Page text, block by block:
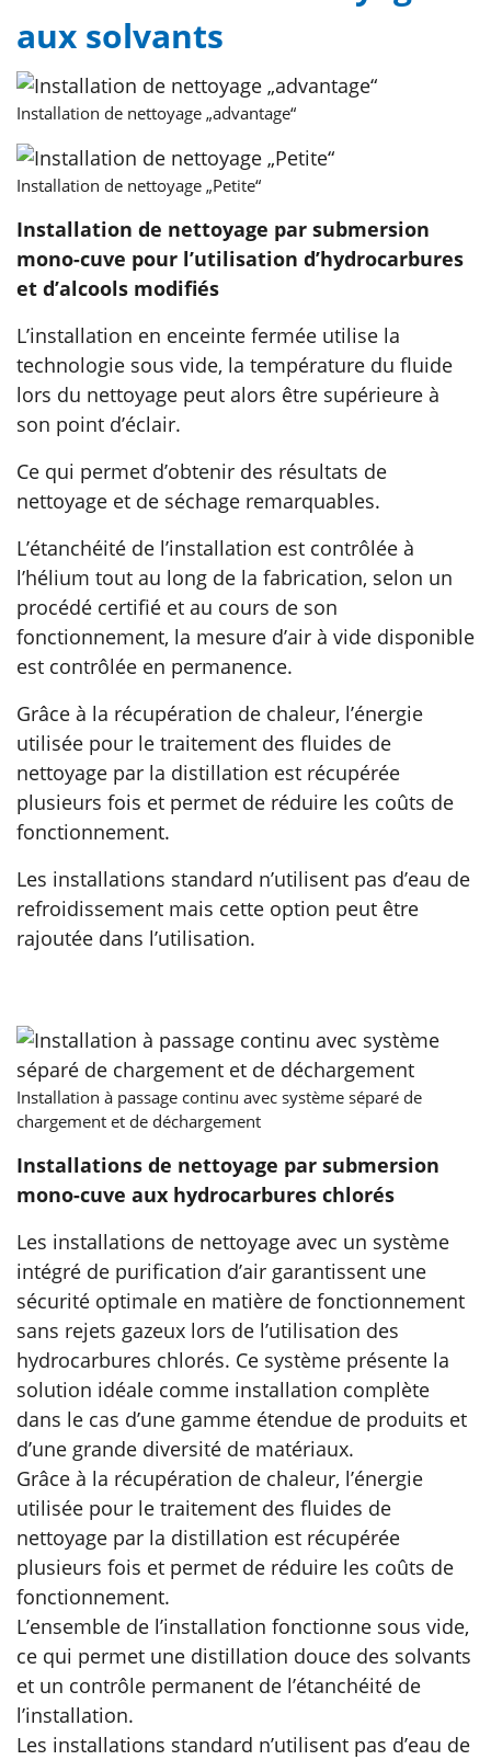
aux solvants
Installation de nettoyage „advantage“
Installation de nettoyage „Petite“
Installation de nettoyage par submersion
mono-cuve pour l’utilisation d’hydrocarbures
et d’alcools modifiés
L’installation en enceinte fermée utilise la
technologie sous vide, la température du fluide
lors du nettoyage peut alors être supérieure à
son point d’éclair.
Ce qui permet d’obtenir des résultats de
nettoyage et de séchage remarquables.
L’étanchéité de l’installation est contrôlée à
l’hélium tout au long de la fabrication, selon un
procédé certifié et au cours de son
fonctionnement, la mesure d’air à vide disponible
est contrôlée en permanence.
Grâce à la récupération de chaleur, l’énergie
utilisée pour le traitement des fluides de
nettoyage par la distillation est récupérée
plusieurs fois et permet de réduire les coûts de
fonctionnement.
Les installations standard n’utilisent pas d’eau de
refroidissement mais cette option peut être
rajoutée dans l’utilisation.
Installation à passage continu avec système séparé de
chargement et de déchargement
Installations de nettoyage par submersion
mono-cuve aux hydrocarbures chlorés
Les installations de nettoyage avec un système
intégré de purification d’air garantissent une
sécurité optimale en matière de fonctionnement
sans rejets gazeux lors de l’utilisation des
hydrocarbures chlorés. Ce système présente la
solution idéale comme installation complète
dans le cas d’une gamme étendue de produits et
d’une grande diversité de matériaux.
Grâce à la récupération de chaleur, l’énergie
utilisée pour le traitement des fluides de
nettoyage par la distillation est récupérée
plusieurs fois et permet de réduire les coûts de
fonctionnement.
L’ensemble de l’installation fonctionne sous vide,
ce qui permet une distillation douce des solvants
et un contrôle permanent de l’étanchéité de
l’installation.
Les installations standard n’utilisent pas d’eau de